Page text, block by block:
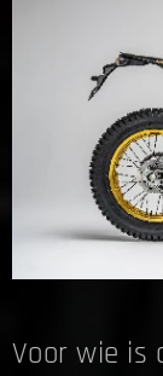
Voor wie is